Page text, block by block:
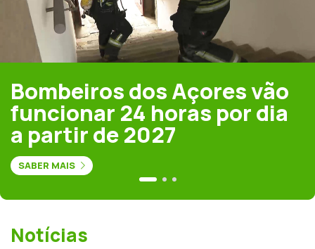
Bombeiros dos Açores vão
funcionar 24 horas por dia
a partir de 2027
SABER MAIS
Notícias